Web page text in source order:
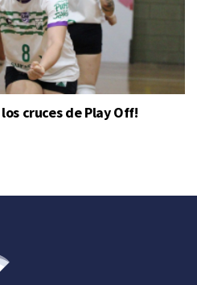
cruces de Play Off!